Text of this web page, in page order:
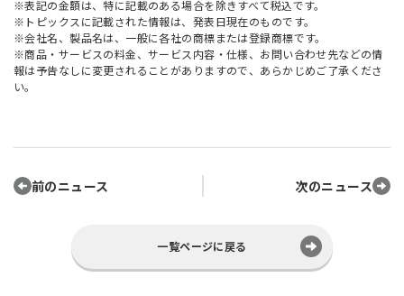
※表記の金額は、特に記載のある場合を除きすべて税込です。
※トピックスに記載された情報は、発表日現在のものです。
※会社名、製品名は、一般に各社の商標または登録商標です。
※商品・サービスの料金、サービス内容・仕様、お問い合わせ先などの情
報は予告なしに変更されることがありますので、あらかじめご了承くださ
い。
前のニュース 次のニュース
一覧ページに戻る